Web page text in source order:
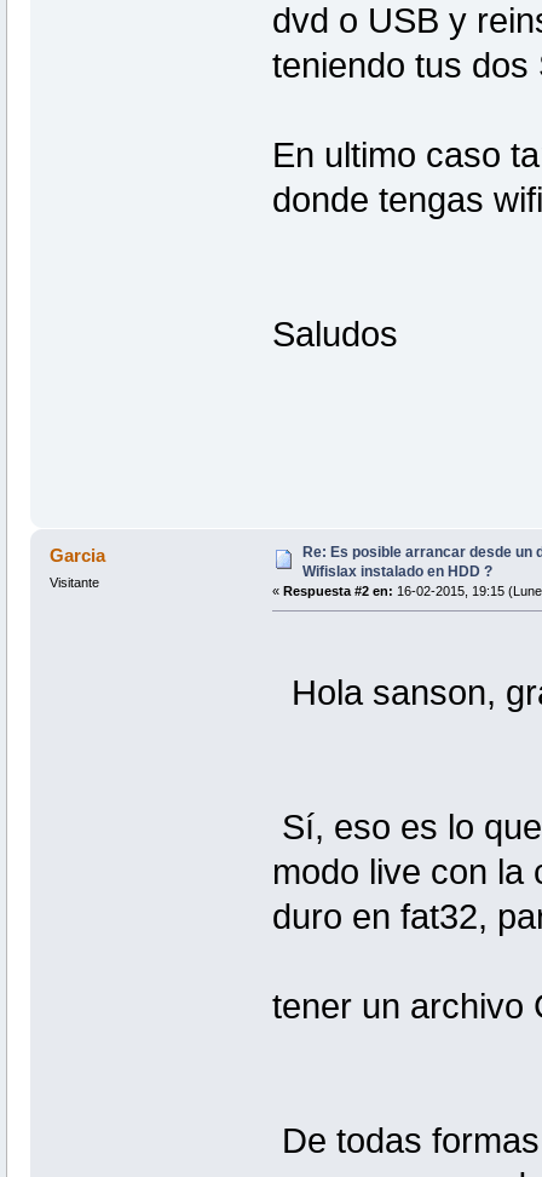
dvd o USB y
teniendo tus
En ultimo caso
donde tengas
Saludos
Garcia
Visitante
Re: Es posible arrancar desde un
Wifislax instalado en HDD ?
« Respuesta #2 en: 16-02-2015, 19:15
Hola sanson,
Sí, eso es lo
modo live con la
duro en fat32,
tener un archivo
De todas